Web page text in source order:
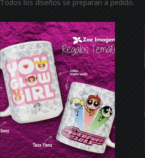
Todos los diseños se preparan a pedido.